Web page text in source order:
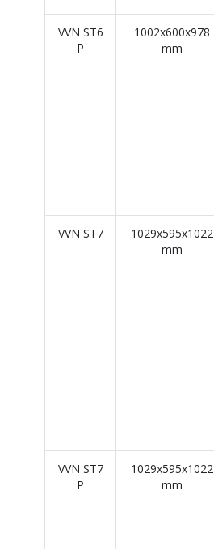
VVN ST6
P
1002x600x978
mm
VVN ST7
1029x595x1022
mm
VVN ST7
P
1029x595x1022
mm